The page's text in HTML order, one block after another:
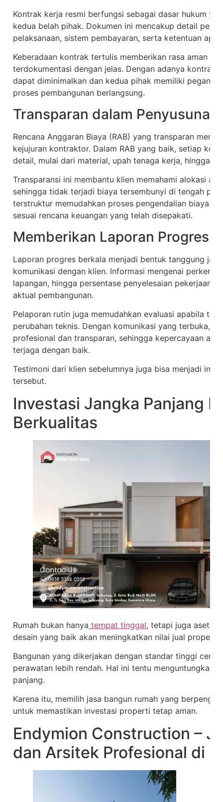
Kontrak kerja resmi berfungsi sebagai dasar hukum
kedua belah pihak. Dokumen ini mencakup detail
pelaksanaan, sistem pembayaran, serta ketentuan
Keberadaan kontrak tertulis memberikan rasa aman
terdokumentasi dengan jelas. Dengan adanya kontrak
dapat diminimalkan dan kedua pihak memiliki
proses pembangunan berlangsung.
Transparan dalam Penyusunan
Rencana Anggaran Biaya (RAB) yang transparan
kejujuran kontraktor. Dalam RAB yang baik, setiap
detail, mulai dari material, upah tenaga kerja, hingga
Transparansi ini membantu klien memahami alokasi
sehingga tidak terjadi biaya tersembunyi di tengah
terstruktur memudahkan proses pengendalian biaya
sesuai rencana keuangan yang telah disepakati.
Memberikan Laporan Progres
Laporan progres berkala menjadi bentuk tanggung
komunikasi dengan klien. Informasi mengenai
lapangan, hingga persentase penyelesaian pekerjaan
aktual pembangunan.
Pelaporan rutin juga memudahkan evaluasi apabila
perubahan teknis. Dengan komunikasi yang terbuka,
profesional dan transparan, sehingga kepercayaan
terjaga dengan baik.
Testimoni dari klien sebelumnya juga bisa menjadi
tersebut.
Investasi Jangka Panjang
Berkualitas
Rumah bukan hanya tempat tinggal, tetapi juga aset
desain yang baik akan meningkatkan nilai jual properti
Bangunan yang dikerjakan dengan standar tinggi
perawatan lebih rendah. Hal ini tentu menguntungkan
panjang.
Karena itu, memilih jasa bangun rumah yang
untuk memastikan investasi properti tetap aman.
Endymion Construction –
dan Arsitek Profesional di